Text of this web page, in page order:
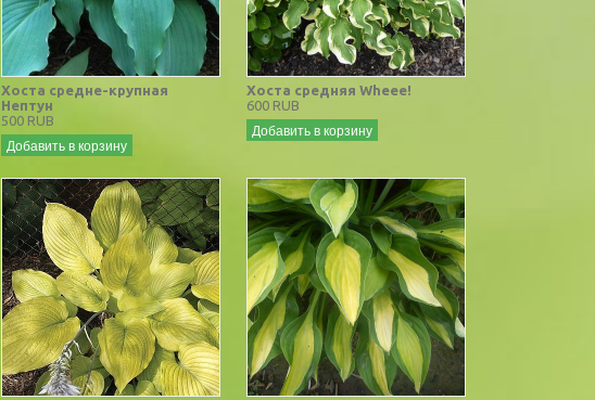
Хоста средне-крупная
Нептун
500 RUB
Добавить в корзину
Хоста средняя Wheee!
600 RUB
Добавить в корзину